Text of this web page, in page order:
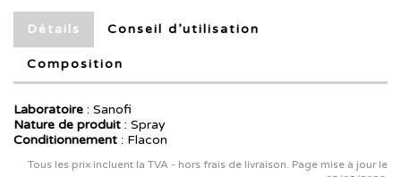
Détails Conseil d’utilisation
Composition
Laboratoire : Sanofi
Nature de produit : Spray
Conditionnement : Flacon
Tous les prix incluent la TVA - hors frais de livraison. Page mise à jour le